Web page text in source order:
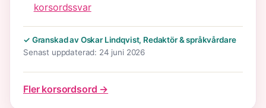
korsordssvar
✓ Granskad av Oskar Lindqvist, Redaktör & språkvårdare
Senast uppdaterad: 24 juni 2026
Fler korsordsord →